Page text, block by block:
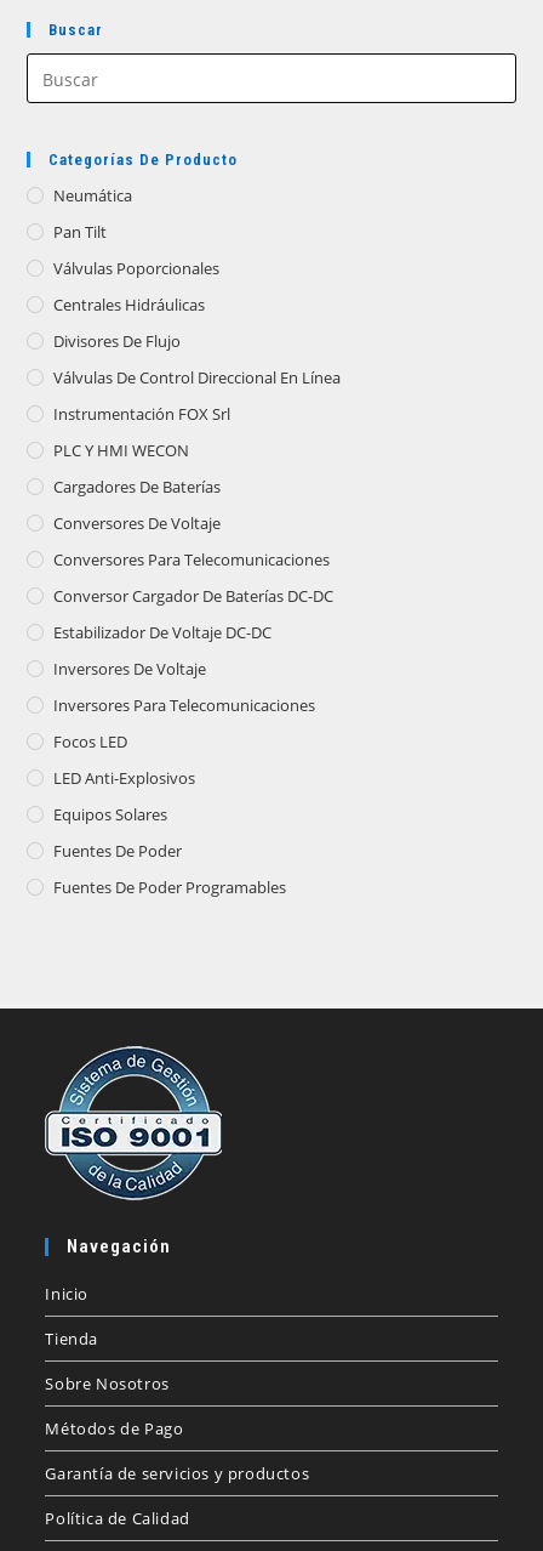
Buscar
Categorías De Producto
Neumática
Pan Tilt
Válvulas Poporcionales
Centrales Hidráulicas
Divisores De Flujo
Válvulas De Control Direccional En Línea
Instrumentación FOX Srl
PLC Y HMI WECON
Cargadores De Baterías
Conversores De Voltaje
Conversores Para Telecomunicaciones
Conversor Cargador De Baterías DC-DC
Estabilizador De Voltaje DC-DC
Inversores De Voltaje
Inversores Para Telecomunicaciones
Focos LED
LED Anti-Explosivos
Equipos Solares
Fuentes De Poder
Fuentes De Poder Programables
Navegación
Inicio
Tienda
Sobre Nosotros
Métodos de Pago
Garantía de servicios y productos
Política de Calidad